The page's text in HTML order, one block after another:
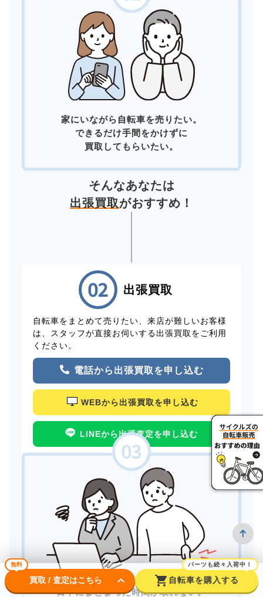
家にいながら自転車を売りたい。
できるだけ手間をかけずに
買取してもらいたい。
そんなあなたは
出張買取がおすすめ！
出張買取
自転車をまとめて売りたい、来店が難しいお客様
は、スタッフが直接お伺いする出張買取をご利用
ください。
電話から出張買取を申し込む
WEBから出張買取を申し込む
LINEから出張査定を申し込む
日中にまとまった時間が取れない。
無料
買取 / 査定はこちら keyboard_arrow_down shopping_cart
パーツも続々入荷中！
自転車を購入する